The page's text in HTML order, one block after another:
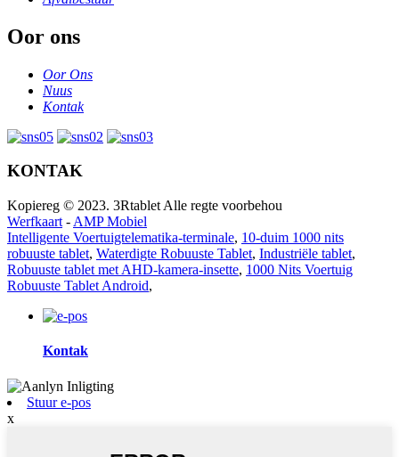
Oor ons
Oor Ons
Nuus
Kontak
KONTAK
Kopiereg © 2023. 3Rtablet Alle regte voorbehou
Werfkaart - AMP Mobiel
Intelligente Voertuigtelematika-terminale, 10-duim 1000 nits
robuuste tablet, Waterdigte Robuuste Tablet, Industriële tablet,
Robuuste tablet met AHD-kamera-insette, 1000 Nits Voertuig
Robuuste Tablet Android,
Kontak
Stuur e-pos
x